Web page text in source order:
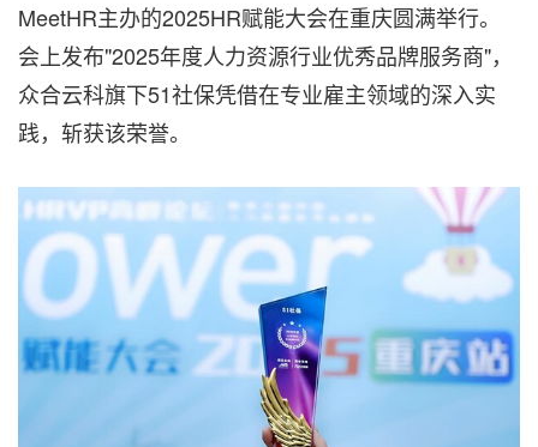
MeetHR主办的2025HR赋能大会在重庆圆满举行。
会上发布"2025年度人力资源行业优秀品牌服务商"，
众合云科旗下51社保凭借在专业雇主领域的深入实
践，斩获该荣誉。